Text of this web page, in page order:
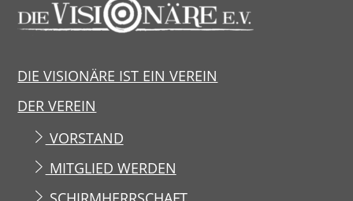
DIE VISIONÄRE IST EIN VEREIN
DER VEREIN
VORSTAND
MITGLIED WERDEN